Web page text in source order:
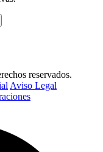
reservados.
Aviso Legal